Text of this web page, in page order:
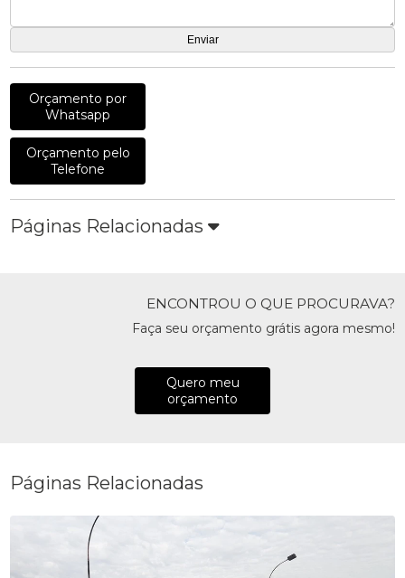
Orçamento por
Whatsapp
Orçamento pelo
Telefone
Páginas Relacionadas
ENCONTROU O QUE PROCURAVA?
Faça seu orçamento grátis agora mesmo!
Quero meu
orçamento
Páginas Relacionadas